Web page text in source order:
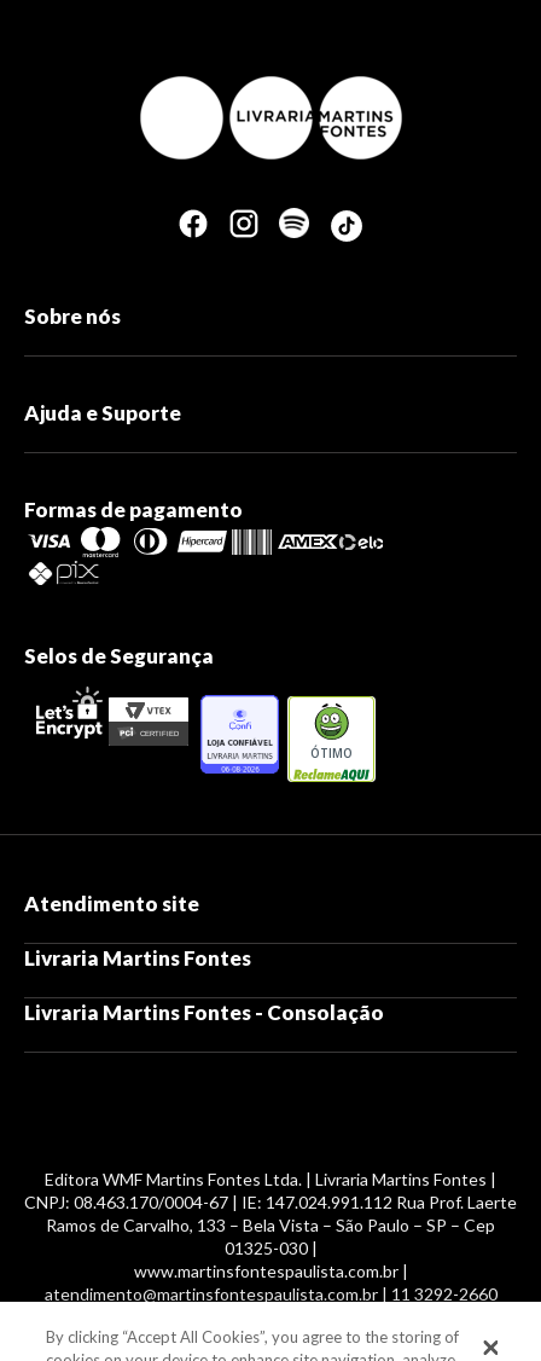
Sobre nós
Ajuda e Suporte
Formas de pagamento
Selos de Segurança
ÓTIMO
Atendimento site
Livraria Martins Fontes
Livraria Martins Fontes - Consolação
Editora WMF Martins Fontes Ltda. | Livraria Martins Fontes |
CNPJ: 08.463.170/0004-67 | IE: 147.024.991.112 Rua Prof. Laerte
Ramos de Carvalho, 133 – Bela Vista – São Paulo – SP – Cep
01325-030 |
www.martinsfontespaulista.com.br |
atendimento@martinsfontespaulista.com.br | 11 3292-2660
© 2014 -2026, MartinsFontes livros nacionais e importados,
By clicking “Accept All Cookies”, you agree to the storing of